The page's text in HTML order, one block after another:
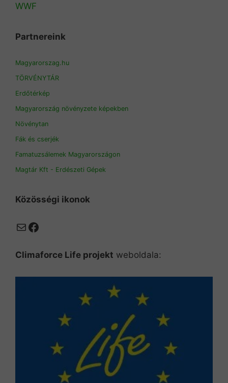
WWF
Partnereink
Magyarorszag.hu
TÖRVÉNYTÁR
Erdőtérkép
Magyarország növényzete képekben
Növénytan
Fák és cserjék
Famatuzsálemek Magyarországon
Magtár Kft - Erdészeti Gépek
Közösségi ikonok
MailFacebook
Climaforce Life projekt weboldala: